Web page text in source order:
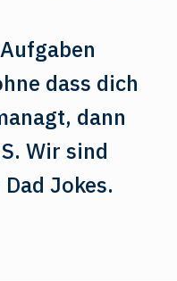
dass dich
dann
Wir sind
Jokes.